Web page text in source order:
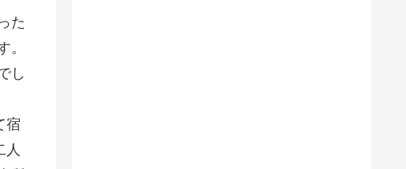
た
。
し
宿
人